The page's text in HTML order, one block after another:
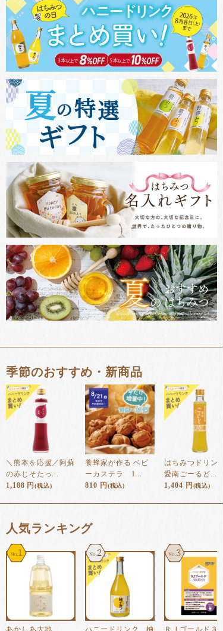
季節のおすすめ・新商品
＼熊本を応援／阿蘇
の赤じそたっ...
1,188 円(税込)
養蜂家が作る ベビ
ーカステラ 1...
810 円 (税込)
はちみつドリン
愛南ごーるど...
1,404 円 (税込)
⼈気ランキング